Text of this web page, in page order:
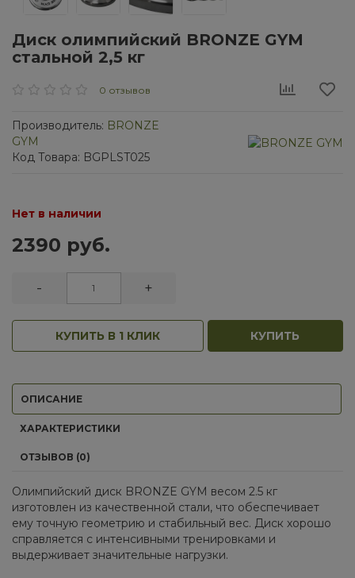
Диск олимпийский BRONZE GYM
стальной 2,5 кг
0 отзывов
Производитель: BRONZE
GYM
Код Товара: BGPLST025
Нет в наличии
2390 руб.
- +
КУПИТЬ В 1 КЛИК КУПИТЬ
ОПИСАНИЕ
ХАРАКТЕРИСТИКИ
ОТЗЫВОВ (0)
Олимпийский диск BRONZE GYM весом 2.5 кг
изготовлен из качественной стали, что обеспечивает
ему точную геометрию и стабильный вес. Диск хорошо
справляется с интенсивными тренировками и
выдерживает значительные нагрузки.